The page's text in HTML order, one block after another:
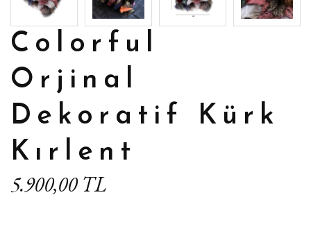
Colorful
Orjinal
Dekoratif Kürk
Kırlent
5.900,00 TL